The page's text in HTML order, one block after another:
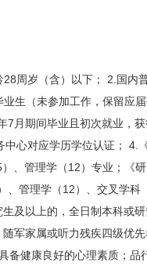
28周岁（含）以下； 2.国内
业生（未参加工作，保留应
7月期间毕业且初次就业，
中心对应学历学位认证； 4.
）、管理学（12）专业；《
、管理学（12）、交叉学
生及以上的，全日制本科或
随军家属或听力残疾四级优
备健康良好的心理素质；品